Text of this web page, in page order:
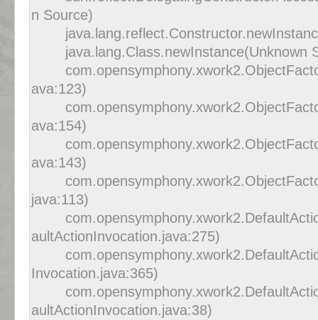
n Source)
java.lang.Class.newInstance(Unknown
ava:123)
ava:154)
ava:143)
java:113)
aultActionInvocation.java:275)
Invocation.java:365)
aultActionInvocation.java:38)